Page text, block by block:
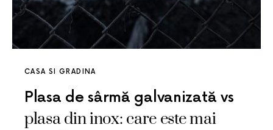
CASA SI GRADINA
Plasa de sârmă galvanizată vs
plasa din inox: care este mai